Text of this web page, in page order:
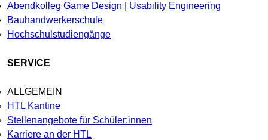
Abendkolleg Game Design | Usability Engineering
Bauhandwerkerschule
Hochschulstudiengänge
SERVICE
ALLGEMEIN
HTL Kantine
Stellenangebote für Schüler:innen
Karriere an der HTL